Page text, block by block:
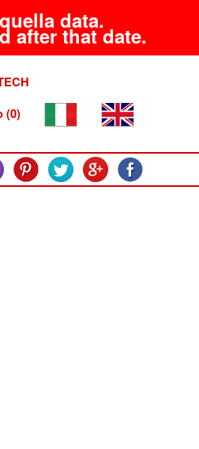
data.
after that date.
(0)